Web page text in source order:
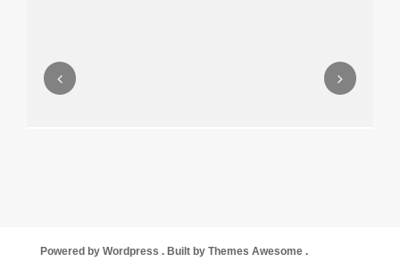
Powered by Wordpress . Built by Themes Awesome .